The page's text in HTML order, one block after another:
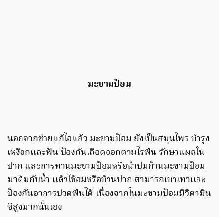
มะขามป้อม
นอกจากช่วยแก้ไอแล้ว มะขามป้อม ยังเป็นสมุนไพร บำรุง
เหงือกและฟัน ป้องกันเลือดออกตามไรฟัน รักษาแผลใน
ปาก และการทานมะขามป้อมหรือนำปมก้านมะขามป้อม
มาต้มกับน้ำ แล้วใช้อมหรือบ้วนปาก สามารถเบาเทาและ
ป้องกันอาการปวดฟันได้ เนื่องจากในมะขามป้อมมีวิตามิน
ซีสูงมากนั่นเอง